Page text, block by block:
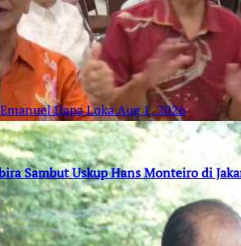
Emanuel Dapa LokaAug 1, 2026
Sambut Uskup Hans Monteiro di